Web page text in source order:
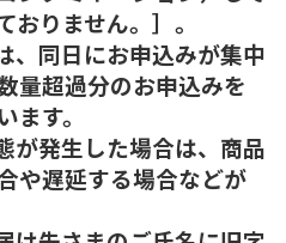
おりません。］。
同日にお申込みが集中
量超過分のお申込みを
す。
が発生した場合は、商品
や遅延する場合などが